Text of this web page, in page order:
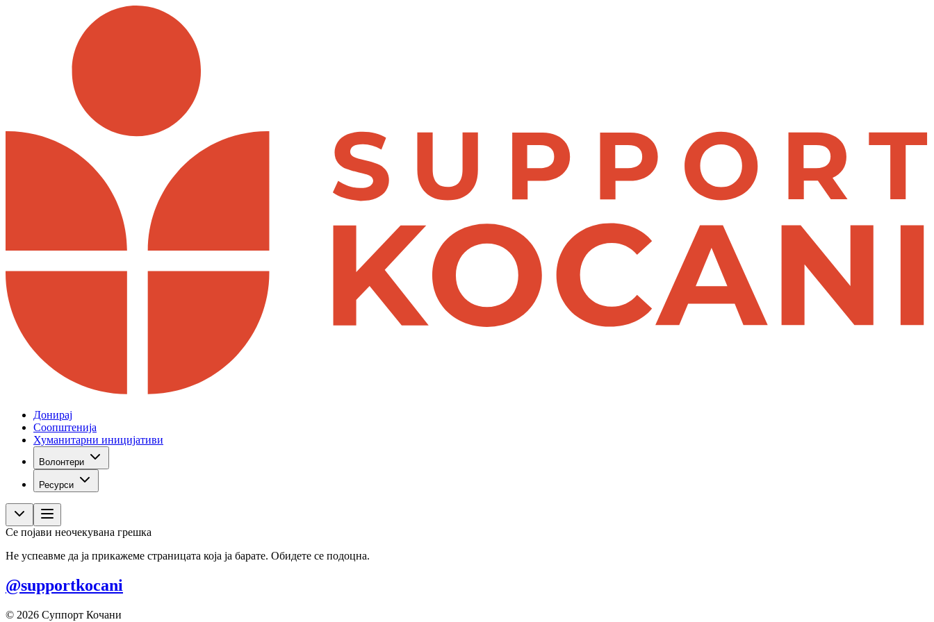
Донирај
Соопштенија
Хуманитарни иницијативи
Волонтери
Ресурси
Се појави неочекувана грешка
Не успеавме да ја прикажеме страницата која ја барате. Обидете се подоцна.
@supportkocani
© 2026 Суппорт Кочани